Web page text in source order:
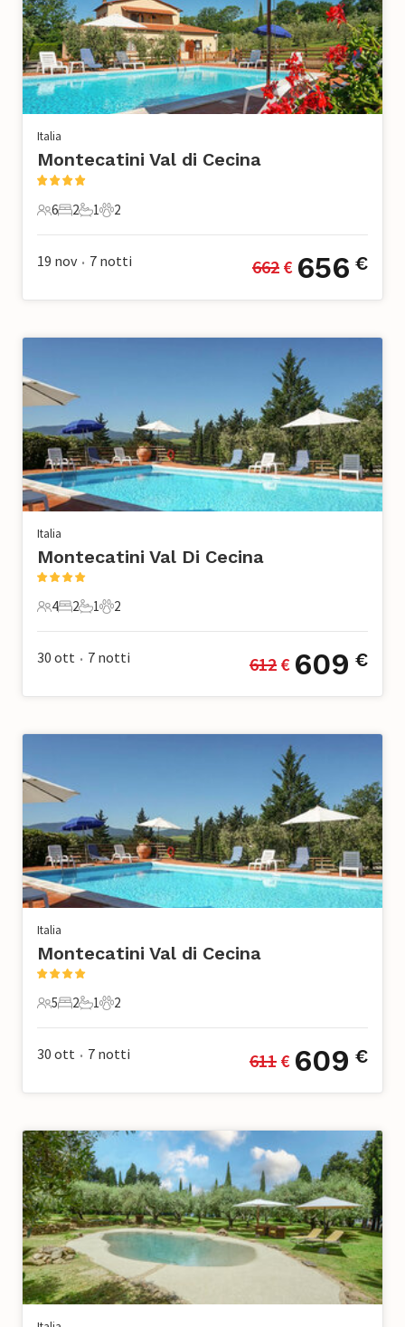
Italia
Montecatini Val di Cecina
6 Ospiti
6
2 Camere da letto
2
1 Bagno
1
2 Animali domestici
2
19 nov • 7 notti 662 € 656 €
Italia
Montecatini Val Di Cecina
4 Ospiti
4
2 Camere da letto
2
1 Bagno
1
2 Animali domestici
2
30 ott • 7 notti 612 € 609 €
Italia
Montecatini Val di Cecina
5 Ospiti
5
2 Camere da letto
2
1 Bagno
1
2 Animali domestici
2
30 ott • 7 notti 611 € 609 €